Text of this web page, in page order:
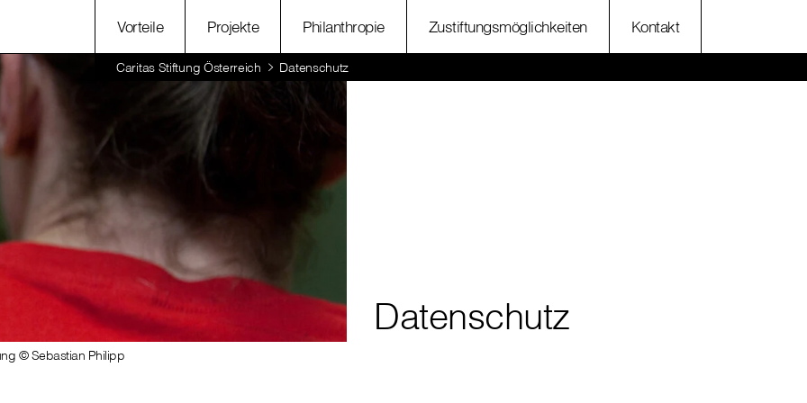
Vorteile Projekte Philanthropie Zustiftungsmöglichkeiten Kontakt
Caritas Stiftung Österreich Datenschutz
Datenschutz
© Sebastian Philipp